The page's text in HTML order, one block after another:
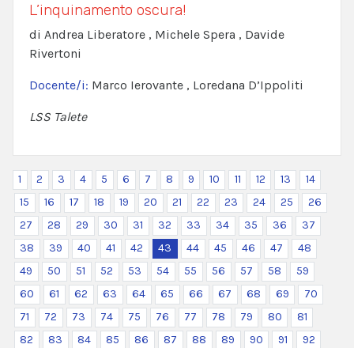
L’inquinamento oscura!
di Andrea Liberatore , Michele Spera , Davide
Rivertoni
Docente/i: Marco Ierovante , Loredana D’Ippoliti
LSS Talete
1 2 3 4 5 6 7 8 9 10 11 12 13
14
15
16 17 18 19 20 21 22 23 24 25
26
27
28 29 30 31 32 33 34 35 36
37
38
39 40 41 42 43 44 45 46 47
48
49
50 51 52 53 54 55 56 57 58
59
60
61 62 63 64 65 66 67 68 69
70
71
72 73 74 75 76 77 78 79 80
81
82
83 84 85 86 87 88 89 90 91
92